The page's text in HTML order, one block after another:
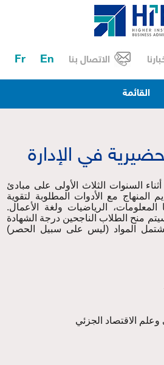
الاتصال بنا En
Fr
القائمة
في الإدارة
السنوات الثلاث الأولى على مبادئ
المنهاج مع الأدوات المطلوبة لتقوية
المعلومات، الرياضيات ولغة الأعمال.
منح الطلاب الناجحين درجة الشهادة
المواد (ليس على سبيل الحصر)
وعلم الاقتصاد الجزئي